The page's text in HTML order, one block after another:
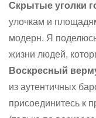
Скрытые уголки
улочкам и
модерн. Я
жизни людей,
Воскресный
из аутентичных
присоединитесь к